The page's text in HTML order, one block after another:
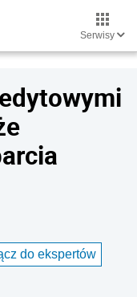
Serwisy
do ekspertów